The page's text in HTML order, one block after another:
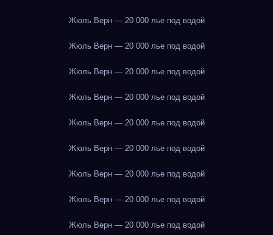
Жюль Верн — 20 000 лье под водой
Жюль Верн — 20 000 лье под водой
Жюль Верн — 20 000 лье под водой
Жюль Верн — 20 000 лье под водой
Жюль Верн — 20 000 лье под водой
Жюль Верн — 20 000 лье под водой
Жюль Верн — 20 000 лье под водой
Жюль Верн — 20 000 лье под водой
Жюль Верн — 20 000 лье под водой